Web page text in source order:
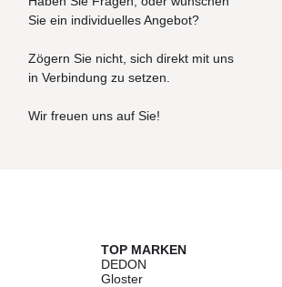
Sie ein individuelles Angebot?
Zögern Sie nicht, sich direkt mit uns
in Verbindung zu setzen.
Wir freuen uns auf Sie!
TOP MARKEN
DEDON
Gloster